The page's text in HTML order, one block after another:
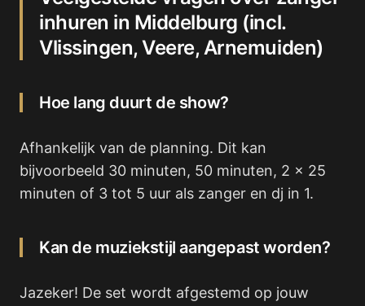
inhuren in Middelburg (incl.
Vlissingen, Veere, Arnemuiden)
Hoe lang duurt de show?
Afhankelijk van de planning. Dit kan
bijvoorbeeld 30 minuten, 50 minuten, 2 x 25
minuten of 3 tot 5 uur als zanger en dj in 1.
Kan de muziekstijl aangepast worden?
Jazeker! De set wordt afgestemd op jouw